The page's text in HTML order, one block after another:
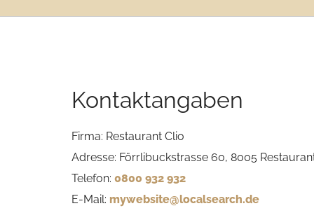
Kontaktangaben
Firma: Restaurant Clio
Adresse: Förrlibuckstrasse 60, 8005
Telefon: 0800 932 932
E-Mail: mywebsite@localsearch.de